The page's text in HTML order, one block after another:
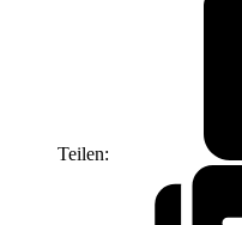
Teilen: